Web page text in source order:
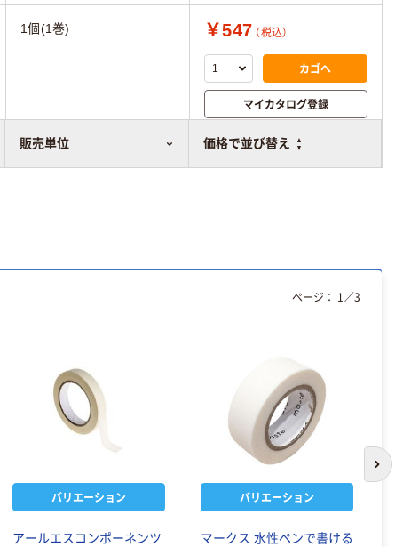
販売単位 価格で並び替え
1個(1巻) ￥547 （税込）
カゴへ
マイカタログ登録
比較表に追加
バリエーション
アールエスコンポーネンツ
バリエーション
マークス 水性ペンで書ける
ページ： 1 ／3
次